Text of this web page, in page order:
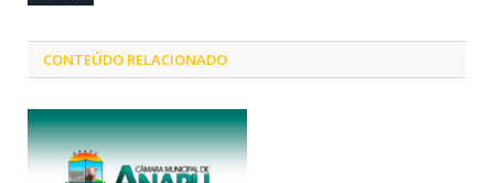
CONTEÚDO RELACIONADO